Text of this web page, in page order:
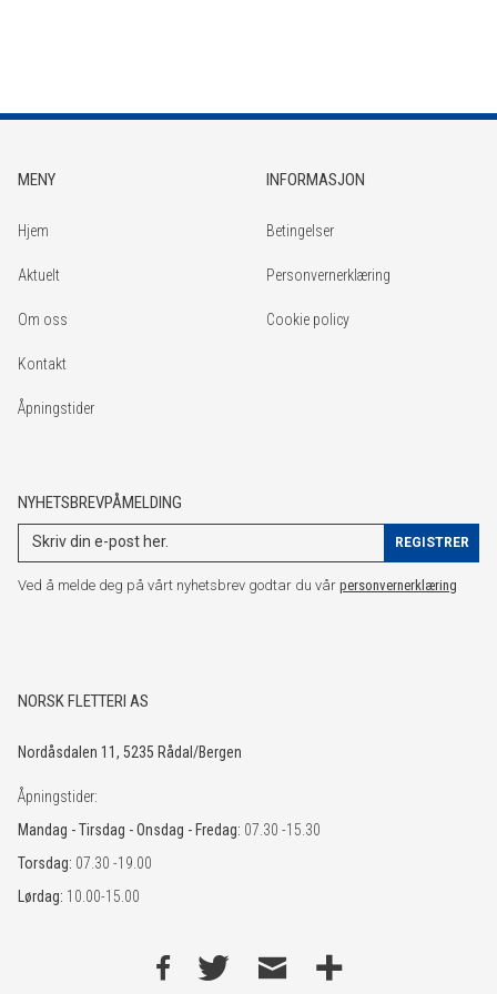
MENY
Hjem
Aktuelt
Om oss
Kontakt
Åpningstider
INFORMASJON
Betingelser
Personvernerklæring
Cookie policy
NYHETSBREVPÅMELDING
Ved å melde deg på vårt nyhetsbrev godtar du vår personvernerklæring
NORSK FLETTERI AS
Nordåsdalen 11, 5235 Rådal/Bergen
Åpningstider:
Mandag - Tirsdag - Onsdag - Fredag: 07.30 -15.30
Torsdag: 07.30 -19.00
Lørdag: 10.00-15.00